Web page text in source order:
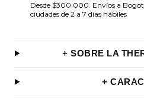
Desde $300.000. Envíos a
ciudades de 2 a 7 días hábiles
+ SOBRE LA
+